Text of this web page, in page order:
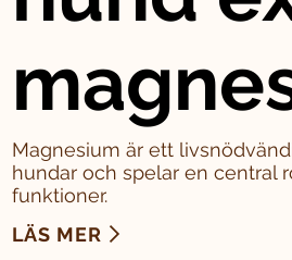
Magnesium är ett
hundar och spelar en central
funktioner.
LÄS MER